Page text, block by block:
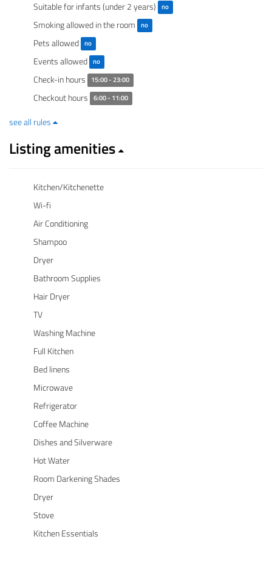
Suitable for infants (under 2 years) no
Smoking allowed in the room no
Pets allowed no
Events allowed no
Check-in hours 15:00 - 23:00
Checkout hours 6:00 - 11:00
see all rules
Listing amenities
Kitchen/Kitchenette
Wi-fi
Air Conditioning
Shampoo
Dryer
Bathroom Supplies
Hair Dryer
TV
Washing Machine
Full Kitchen
Bed linens
Microwave
Refrigerator
Coffee Machine
Dishes and Silverware
Hot Water
Room Darkening Shades
Dryer
Stove
Kitchen Essentials